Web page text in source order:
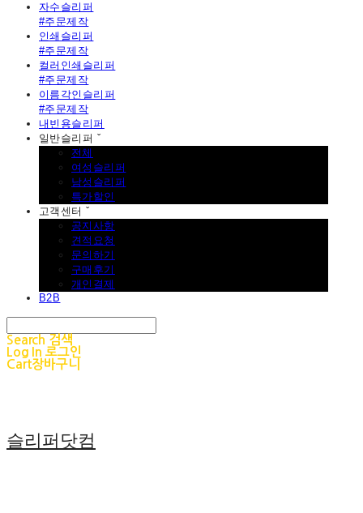
자수슬리퍼
#주문제작
인쇄슬리퍼
#주문제작
컬러인쇄슬리퍼
#주문제작
이름각인슬리퍼
#주문제작
내빈용슬리퍼
일반슬리퍼 ˇ
전체
여성슬리퍼
남성슬리퍼
특가할인
고객센터 ˇ
공지사항
견적요청
문의하기
구매후기
개인결제
B2B
Search 검색
Log In 로그인
Cart장바구니
슬리퍼닷컴